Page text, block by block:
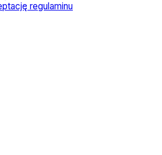
regulaminu